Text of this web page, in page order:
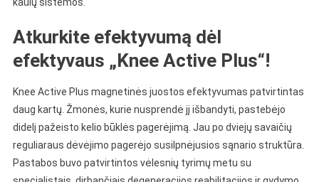
Atkurkite efektyvumą dėl
efektyvaus „Knee Active Plus“!
Knee Active Plus magnetinės juostos efektyvumas patvirtintas
daug kartų. Žmonės, kurie nusprendė jį išbandyti, pastebėjo
didelį pažeisto kelio būklės pagerėjimą. Jau po dviejų savaičių
reguliaraus dėvėjimo pagerėjo susilpnėjusios sąnario struktūra.
Pastabos buvo patvirtintos vėlesnių tyrimų metu su